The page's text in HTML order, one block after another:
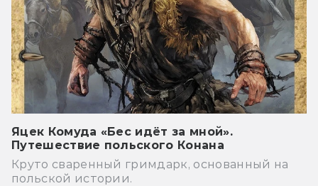
Яцек Комуда «Бес идёт за мной».
Путешествие польского Конана
Круто сваренный гримдарк, основанный на
польской истории.